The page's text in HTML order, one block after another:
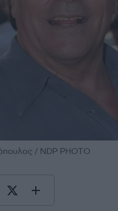
/ NDP PHOTO